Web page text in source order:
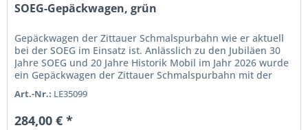
SOEG-Gepäckwagen, grün
Gepäckwagen der Zittauer Schmalspurbahn wie er aktuell
bei der SOEG im Einsatz ist. Anlässlich zu den Jubiläen 30
Jahre SOEG und 20 Jahre Historik Mobil im Jahr 2026 wurde
ein Gepäckwagen der Zittauer Schmalspurbahn mit der
Art.-Nr.: LE35099
284,00 € *